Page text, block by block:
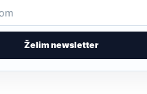
Želim newsletter